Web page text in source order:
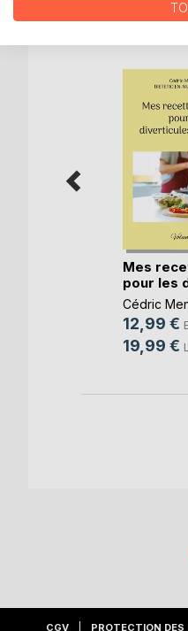
Mes
pour les
Cédric
12,99 €
19,99 €
CGV PROTECTION DES